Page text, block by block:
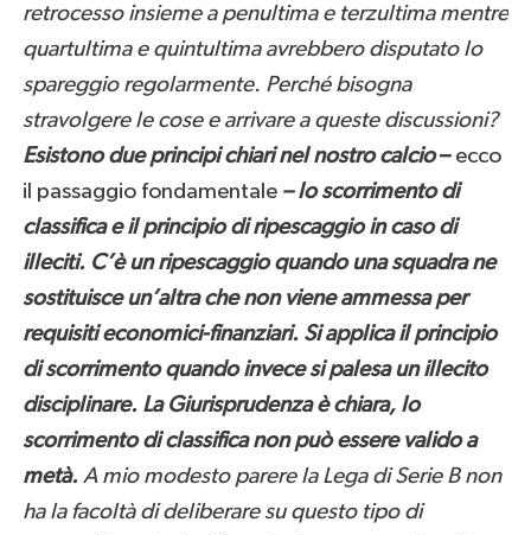
retrocesso insieme a penultima e terzultima mentre
quartultima e quintultima avrebbero disputato lo
spareggio regolarmente. Perché bisogna
stravolgere le cose e arrivare a queste discussioni?
Esistono due principi chiari nel nostro calcio– ecco
il passaggio fondamentale – lo scorrimento di
classifica e il principio di ripescaggio in caso di
illeciti. C’è un ripescaggio quando una squadra ne
sostituisce un’altra che non viene ammessa per
requisiti economici-finanziari. Si applica il principio
di scorrimento quando invece si palesa un illecito
disciplinare. La Giurisprudenza è chiara, lo
scorrimento di classifica non può essere valido a
metà.A mio modesto parere la Lega di Serie B non
ha la facoltà di deliberare su questo tipo di